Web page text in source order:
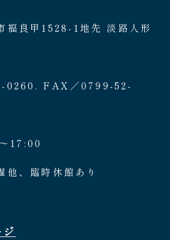
福良甲1528-1地先 淡路人形
0260. FAX／0799-52-
17:00
他、臨時休館あり